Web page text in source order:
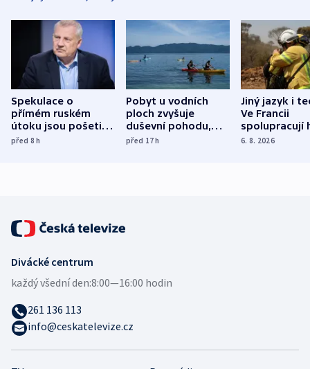
Spekulace o
přímém ruském
útoku jsou pošetilé,
míní estonský
před 8h
Pobyt u vodních
ploch zvyšuje
duševní pohodu,
ukázala
před 17h
Jiný jazyk i
Ve Francii
spolupracují
různých zemí
6. 8. 2026
Divácké centrum
každý všední den:8:00—16:00 hodin
261 136 113
info@ceskatelevize.cz